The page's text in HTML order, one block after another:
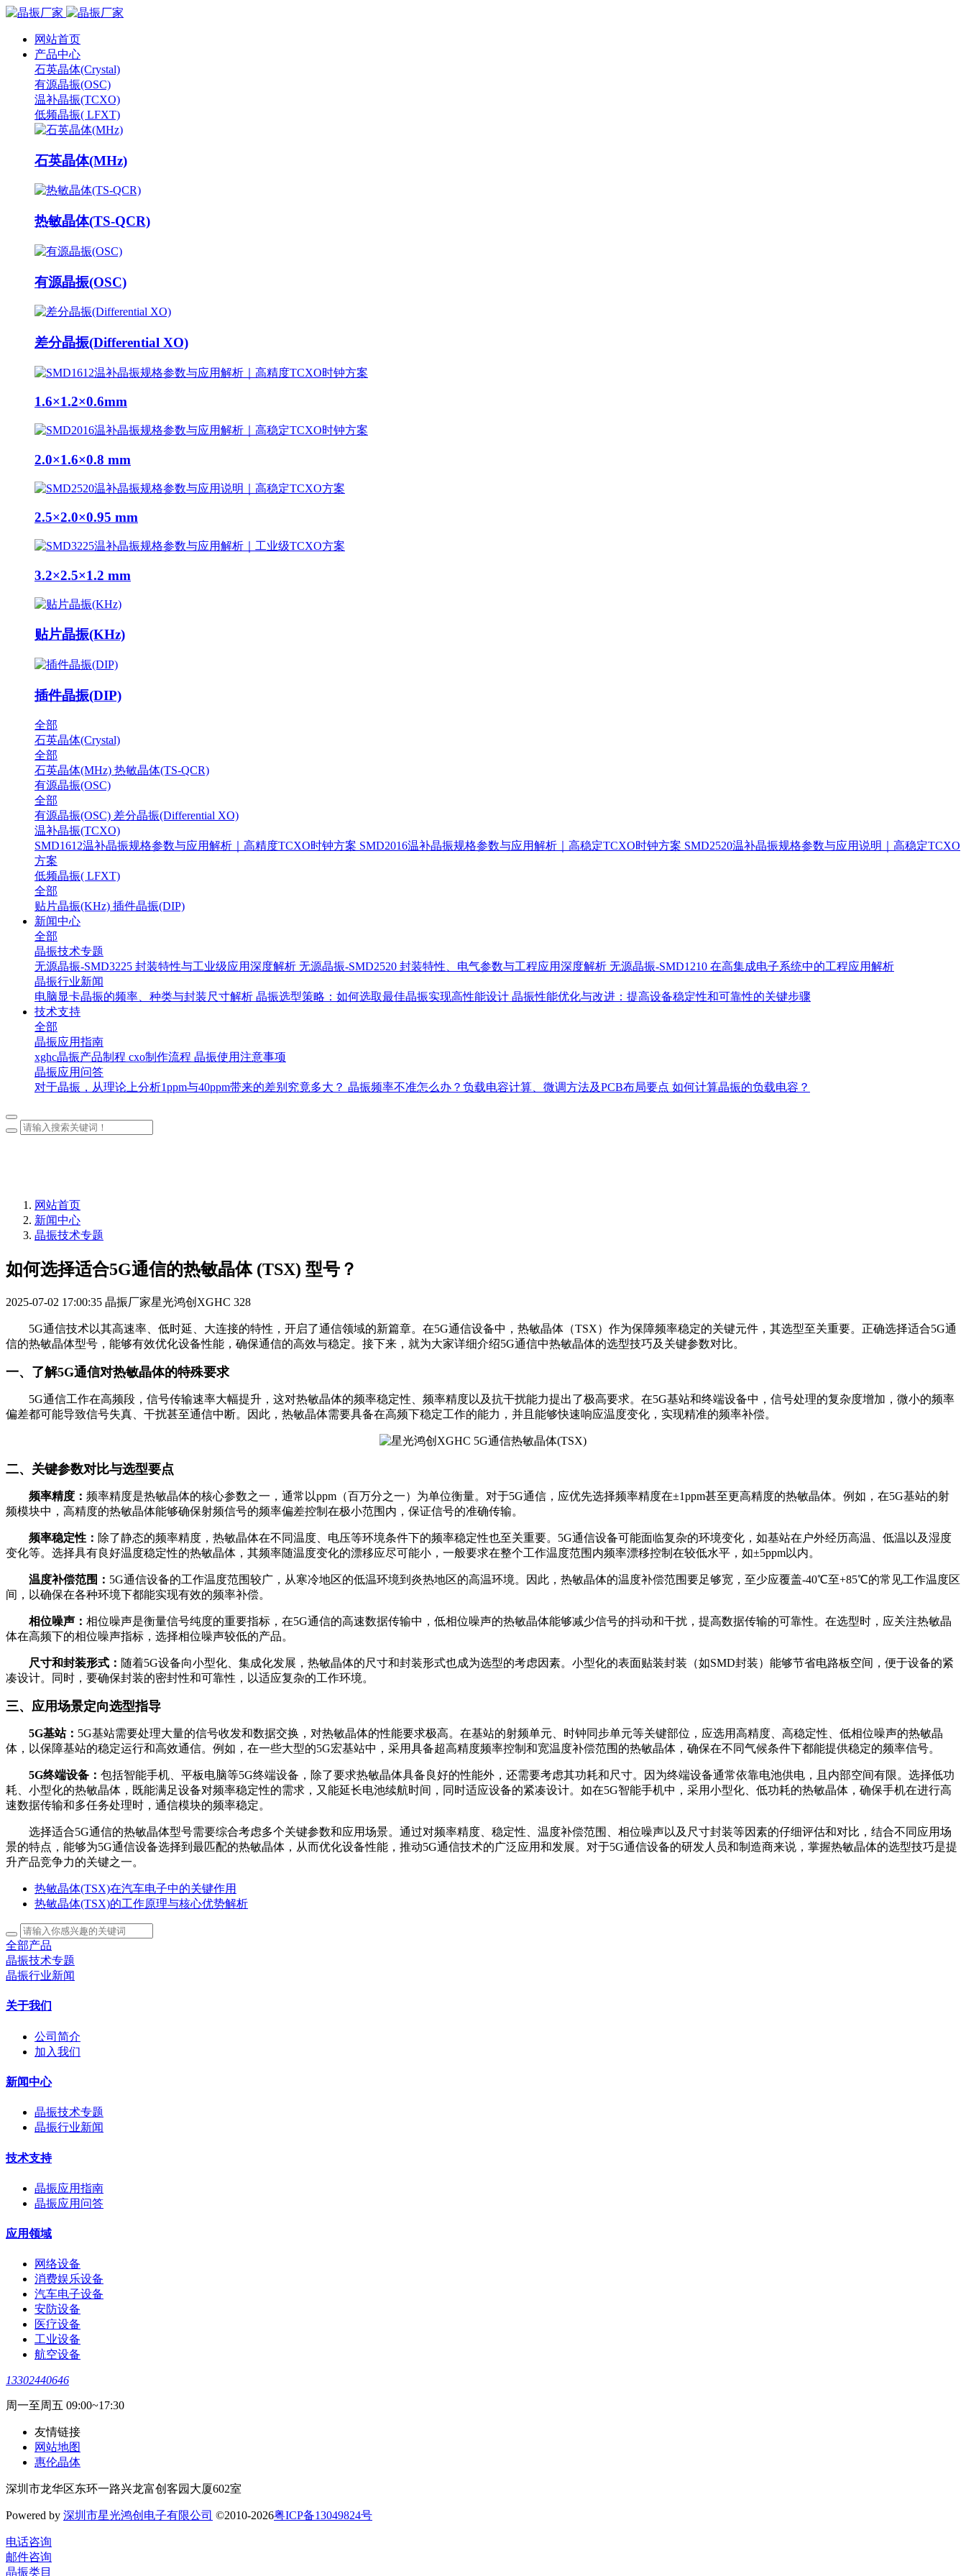
网站首页
产品中心
石英晶体(Crystal)
有源晶振(OSC)
温补晶振(TCXO)
低频晶振( LFXT)
石英晶体(MHz)
热敏晶体(TS-QCR)
有源晶振(OSC)
差分晶振(Differential XO)
1.6×1.2×0.6mm
2.0×1.6×0.8 mm
2.5×2.0×0.95 mm
3.2×2.5×1.2 mm
贴片晶振(KHz)
插件晶振(DIP)
全部
石英晶体(Crystal)
全部
石英晶体(MHz) 热敏晶体(TS-QCR)
有源晶振(OSC)
全部
有源晶振(OSC) 差分晶振(Differential XO)
温补晶振(TCXO)
SMD1612温补晶振规格参数与应用解析｜高精度TCXO时钟方案 SMD2016温补晶振规格参数与应用解析｜高稳定TCXO时钟方案 SMD2520温补晶振规格参数与应用说明｜高稳定TCXO
方案
低频晶振( LFXT)
全部
贴片晶振(KHz) 插件晶振(DIP)
新闻中心
全部
晶振技术专题
无源晶振-SMD3225 封装特性与工业级应用深度解析 无源晶振-SMD2520 封装特性、电气参数与工程应用深度解析 无源晶振-SMD1210 在高集成电子系统中的工程应用解析
晶振行业新闻
电脑显卡晶振的频率、种类与封装尺寸解析 晶振选型策略：如何选取最佳晶振实现高性能设计 晶振性能优化与改进：提高设备稳定性和可靠性的关键步骤
技术支持
全部
晶振应用指南
xghc晶振产品制程 cxo制作流程 晶振使用注意事项
晶振应用问答
对于晶振，从理论上分析1ppm与40ppm带来的差别究竟多大？ 晶振频率不准怎么办？负载电容计算、微调方法及PCB布局要点 如何计算晶振的负载电容？
网站首页
新闻中心
晶振技术专题
如何选择适合5G通信的热敏晶体 (TSX) 型号？
2025-07-02 17:00:35 晶振厂家星光鸿创XGHC 328
5G通信技术以其高速率、低时延、大连接的特性，开启了通信领域的新篇章。在5G通信设备中，热敏晶体（TSX）作为保障频率稳定的关键元件，其选型至关重要。正确选择适合5G通
信的热敏晶体型号，能够有效优化设备性能，确保通信的高效与稳定。接下来，就为大家详细介绍5G通信中热敏晶体的选型技巧及关键参数对比。
一、了解5G通信对热敏晶体的特殊要求
5G通信工作在高频段，信号传输速率大幅提升，这对热敏晶体的频率稳定性、频率精度以及抗干扰能力提出了极高要求。在5G基站和终端设备中，信号处理的复杂度增加，微小的频率
偏差都可能导致信号失真、干扰甚至通信中断。因此，热敏晶体需要具备在高频下稳定工作的能力，并且能够快速响应温度变化，实现精准的频率补偿。
二、关键参数对比与选型要点
频率精度： 频率精度是热敏晶体的核心参数之一，通常以ppm（百万分之一）为单位衡量。对于5G通信，应优先选择频率精度在±1ppm甚至更高精度的热敏晶体。例如，在5G基站的射
频模块中，高精度的热敏晶体能够确保射频信号的频率偏差控制在极小范围内，保证信号的准确传输。
频率稳定性： 除了静态的频率精度，热敏晶体在不同温度、电压等环境条件下的频率稳定性也至关重要。5G通信设备可能面临复杂的环境变化，如基站在户外经历高温、低温以及湿度
变化等。选择具有良好温度稳定性的热敏晶体，其频率随温度变化的漂移应尽可能小，一般要求在整个工作温度范围内频率漂移控制在较低水平，如±5ppm以内。
温度补偿范围： 5G通信设备的工作温度范围较广，从寒冷地区的低温环境到炎热地区的高温环境。因此，热敏晶体的温度补偿范围要足够宽，至少应覆盖-40℃至+85℃的常见工作温度区
间，以确保在各种环境下都能实现有效的频率补偿。
相位噪声： 相位噪声是衡量信号纯度的重要指标，在5G通信的高速数据传输中，低相位噪声的热敏晶体能够减少信号的抖动和干扰，提高数据传输的可靠性。在选型时，应关注热敏晶
体在高频下的相位噪声指标，选择相位噪声较低的产品。
尺寸和封装形式： 随着5G设备向小型化、集成化发展，热敏晶体的尺寸和封装形式也成为选型的考虑因素。小型化的表面贴装封装（如SMD封装）能够节省电路板空间，便于设备的紧
凑设计。同时，要确保封装的密封性和可靠性，以适应复杂的工作环境。
三、应用场景定向选型指导
5G基站： 5G基站需要处理大量的信号收发和数据交换，对热敏晶体的性能要求极高。在基站的射频单元、时钟同步单元等关键部位，应选用高精度、高稳定性、低相位噪声的热敏晶
体，以保障基站的稳定运行和高效通信。例如，在一些大型的5G宏基站中，采用具备超高精度频率控制和宽温度补偿范围的热敏晶体，确保在不同气候条件下都能提供稳定的频率信号。
5G终端设备： 包括智能手机、平板电脑等5G终端设备，除了要求热敏晶体具备良好的性能外，还需要考虑其功耗和尺寸。因为终端设备通常依靠电池供电，且内部空间有限。选择低功
耗、小型化的热敏晶体，既能满足设备对频率稳定性的需求，又能延长电池续航时间，同时适应设备的紧凑设计。如在5G智能手机中，采用小型化、低功耗的热敏晶体，确保手机在进行高
速数据传输和多任务处理时，通信模块的频率稳定。
选择适合5G通信的热敏晶体型号需要综合考虑多个关键参数和应用场景。通过对频率精度、稳定性、温度补偿范围、相位噪声以及尺寸封装等因素的仔细评估和对比，结合不同应用场
景的特点，能够为5G通信设备选择到最匹配的热敏晶体，从而优化设备性能，推动5G通信技术的广泛应用和发展。对于5G通信设备的研发人员和制造商来说，掌握热敏晶体的选型技巧是提
升产品竞争力的关键之一。
热敏晶体(TSX)在汽车电子中的关键作用
热敏晶体(TSX)的工作原理与核心优势解析
全部产品
晶振技术专题
晶振行业新闻
关于我们
公司简介
加入我们
新闻中心
晶振技术专题
晶振行业新闻
技术支持
晶振应用指南
晶振应用问答
应用领域
网络设备
消费娱乐设备
汽车电子设备
安防设备
医疗设备
工业设备
航空设备
13302440646
周一至周五 09:00~17:30
友情链接
网站地图
惠伦晶体
深圳市龙华区东环一路兴龙富创客园大厦602室
Powered by 深圳市星光鸿创电子有限公司 ©2010-2026粤ICP备13049824号
电话咨询
邮件咨询
晶振类目